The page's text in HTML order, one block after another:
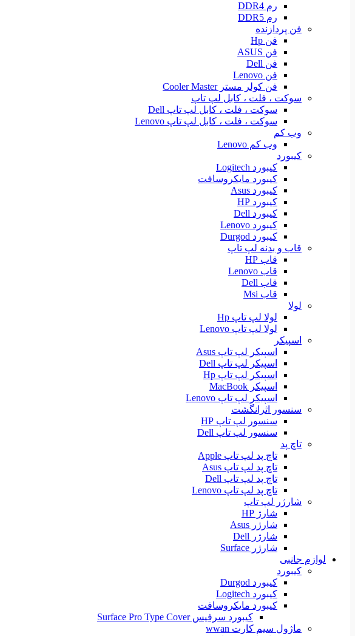
رم DDR4
رم DDR5
فن پردازنده
فن Hp
فن ASUS
فن Dell
فن Lenovo
فن کولر مستر Cooler Master
سوکت ، فلت ، کابل لپ تاپ
سوکت ، فلت ، کابل لپ تاپ Dell
سوکت ، فلت ، کابل لپ تاپ Lenovo
وب کم
وب کم Lenovo
کیبورد
کیبورد Logitech
کیبورد مایکروسافت
کیبورد Asus
کیبورد HP
کیبورد Dell
کیبورد Lenovo
کیبورد Durgod
قاب و بدنه لپ تاپ
قاب HP
قاب Lenovo
قاب Dell
قاب Msi
لولا
لولا لپ تاپ Hp
لولا لپ تاپ Lenovo
اسپیکر
اسپیکر لپ تاپ Asus
اسپیکر لپ تاپ Dell
اسپیکر لپ تاپ Hp
اسپیکر MacBook
اسپیکر لپ تاپ Lenovo
سنسور اثرانگشت
سنسور لپ تاپ HP
سنسور لپ تاپ Dell
تاچ پد
تاچ پد لپ تاپ Apple
تاچ پد لپ تاپ Asus
تاچ پد لپ تاپ Dell
تاچ پد لپ تاپ Lenovo
شارژر لپ تاپ
شارژ HP
شارژر Asus
شارژر Dell
شارژر Surface
لوازم جانبی
کیبورد
کیبورد Durgod
کیبورد Logitech
کیبورد مایکروسافت
کیبورد سرفیس Surface Pro Type Cover
ماژول سیم کارت wwan